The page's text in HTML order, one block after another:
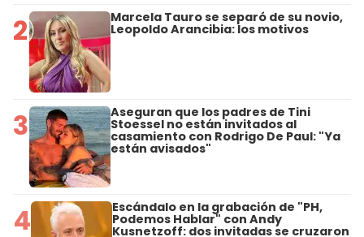
2 Marcela Tauro se separó de su novio,
Leopoldo Arancibia: los motivos
3 Aseguran que los padres de Tini
Stoessel no están invitados al
casamiento con Rodrigo De Paul: "Ya
están avisados"
4 Escándalo en la grabación de "PH,
Podemos Hablar" con Andy
Kusnetzoff: dos invitadas se cruzaron